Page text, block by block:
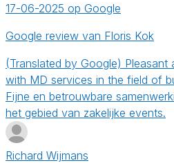
17-06-2025 op Google
Google review van Floris Kok
(Translated by Google) Pleasant
with MD services in the field of
Fijne en betrouwbare
het gebied van zakelijke events.
Richard Wijmans